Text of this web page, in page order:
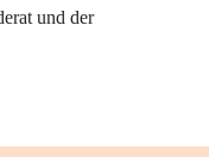
und der